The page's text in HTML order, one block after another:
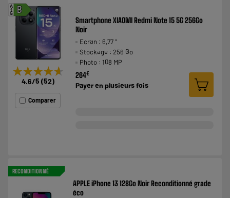
B
A
G
★★★★★
★★★★★
4.6/5 (52)
Comparer
Smartphone XIAOMI Redmi Note 15 5G 256Go
Noir
Ecran : 6,77 "
Stockage : 256 Go
Photo : 108 MP
264€
Payer en plusieurs fois
RECONDITIONNÉ
APPLE iPhone 13 128Go Noir Reconditionné grade
éco